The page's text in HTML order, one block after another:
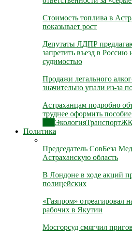
Стоимость топлива в
показывает рост
Депутаты ЛДПР
запретить въезд в Россию
судимостью
Продажи легального
значительно упали из-за
Астраханцам подробно
труднее оформить пособие
ЭкологияТранспорт
Политика
Председатель СовБеза
Астраханскую область
В Лондоне в ходе акций
полицейских
«Газпром» отреагировал
рабочих в Якутии
Мосгорсуд смягчил